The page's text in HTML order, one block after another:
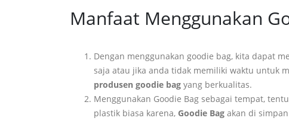
Manfaat Menggunakan
Dengan menggunakan goodie bag, kita dapat
saja atau jika anda tidak memiliki waktu untuk
produsen goodie bag yang berkualitas.
Menggunakan Goodie Bag sebagai tempat,
plastik biasa karena, Goodie Bag akan di